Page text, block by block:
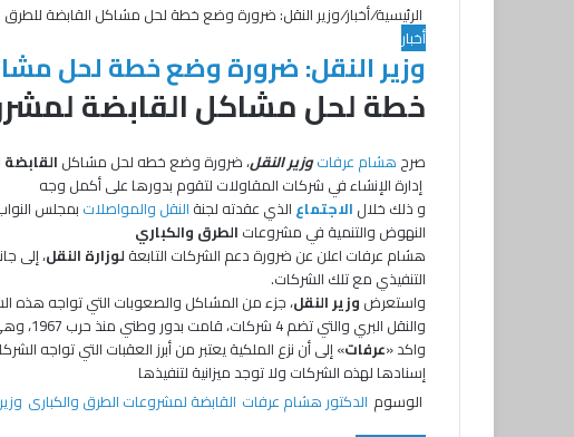
الرئيسية/أخبار/وزير النقل: ضرورة وضع خطة لحل مشاكل القابضة للطرق
أخبار
وزير النقل: ضرورة وضع خطة لحل
خطة لحل مشاكل القابضة
ف
ي
س
ب
و
ك
ت
و
ي
ت
ر
و
ت
س
ا
ب
ط
ا
ع
ة
صرح هشام عرفاتوزير النقل، ضرورة وضع خطه لحل مشاكل القابضة
إدارة الإنشاء في شركات المقاولات لتقوم بدورها على أكمل وجه
و ذلك خلال الاجتماع الذي عقدته لجنة النقل والمواصلات بمجلس
النهوض والتنمية في مشروعات الطرق والكباري
هشام عرفات اعلن عن ضرورة دعم الشركات التابعة لوزارة النقل، إلى
التنفيذي مع تلك الشركات.
واستعرض وزير النقل، جزء من المشاكل والصعوبات التي تواجه هذه
والنقل البري والتي تضم 4 شركات، قامت بدور وطني منذ حرب 1967، وهي بمثابة أذرع للدولة على جميع الأصعدة.
واكد «عرفات» إلى أن نزع الملكية يعتبر من أبرز العقبات التي تواجه
إسنادها لهذه الشركات ولا توجد ميزانية لتنفيذها
الوسوم الدكتور هشام عرفات القابضة لمشروعات الطرق والكبارى